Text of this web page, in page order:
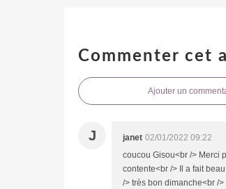
Commenter cet
Ajouter un
J janet 02/01/2022 09:22
coucou Gisou<br /> Merci
contente<br /> Il a fait
/> très bon dimanche<br /